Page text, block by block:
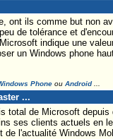
ont ils comme but non
de tolérance et
indique une
un Windows phone
Phoneou Android...
...
total de Microsoft
ses clients actuels en
l'actualité Windows